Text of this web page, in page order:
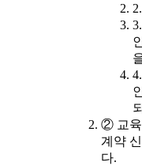
② 교육
계약
다.